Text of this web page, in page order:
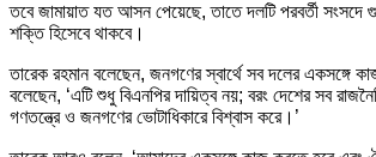
তবে জামায়াত যত আসন পেয়েছে, তাতে দলটি পরবর্তী সংসদে
শক্তি হিসেবে থাকবে।
তারেক রহমান বলেছেন, জনগণের স্বার্থে সব দলের একসঙ্গে
বলেছেন, ‘এটি শুধু বিএনপির দায়িত্ব নয়; বরং দেশের সব
গণতন্ত্রে ও জনগণের ভোটাধিকারে বিশ্বাস করে।’